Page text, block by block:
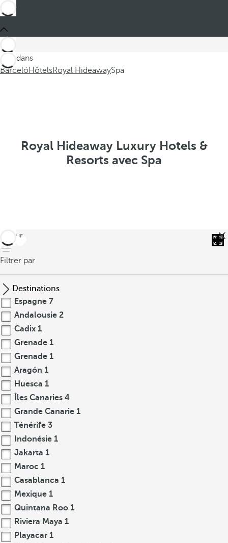
Ces dans
BarcelóHôtelsRoyal HideawaySpa
Royal Hideaway Luxury Hotels &
Resorts avec Spa
retour
Filtrer par
Destinations
Espagne 7
Andalousie 2
Cadix 1
Grenade 1
Grenade 1
Aragón 1
Huesca 1
Îles Canaries 4
Grande Canarie 1
Ténérife 3
Indonésie 1
Jakarta 1
Maroc 1
Casablanca 1
Mexique 1
Quintana Roo 1
Riviera Maya 1
Playacar 1